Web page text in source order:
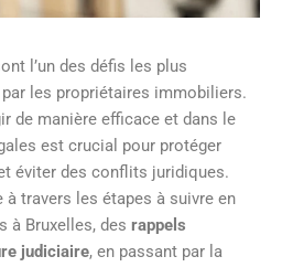
l’un des défis les plus
les propriétaires immobiliers.
de manière efficace et dans le
est crucial pour protéger
éviter des conflits juridiques.
à travers les étapes à suivre en
à Bruxelles, des rappels
judiciaire, en passant par la